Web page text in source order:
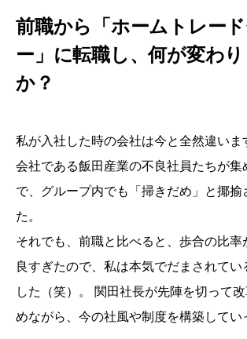
前職から「ホームトレー
ー」に転職し、何が変わ
か？
私が入社した時の会社は今と全然違いま
会社である飯田産業の不良社員たちが集
で、グループ内でも「掃きだめ」と揶揄
た。
それでも、前職と比べると、歩合の比率
良すぎたので、私は本気でだまされてい
した（笑）。 関田社長が先陣を切って
めながら、今の社風や制度を構築してい